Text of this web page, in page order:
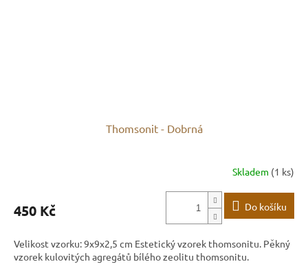
Thomsonit - Dobrná
Skladem (1 ks)
450 Kč Do košíku
Velikost vzorku: 9x9x2,5 cm Estetický vzorek thomsonitu. Pěkný
vzorek kulovitých agregátů bílého zeolitu thomsonitu.